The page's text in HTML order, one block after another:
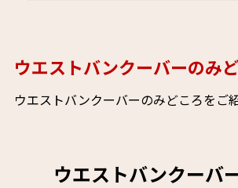
ウエストバンクーバーのみ
ウエストバンクーバーのみどころをご
ウエストバンクーバ